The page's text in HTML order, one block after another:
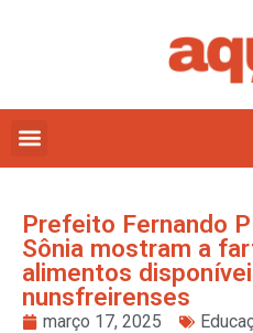
Prefeito Fernando
Sônia mostram a
alimentos
nunsfreirenses
março 17, 2025